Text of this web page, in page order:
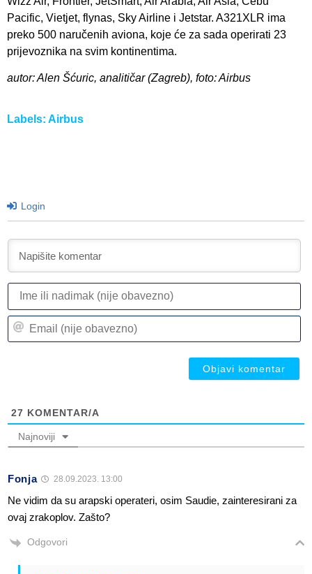
Pacific, Vietjet, flynas, Sky Airline i Jetstar. A321XLR ima
preko 500 naručenih aviona, koje će za sada operirati 23
prijevoznika na svim kontinentima.
autor: Alen Šćuric, analitičar (Zagreb), foto: Airbus
Labels: Airbus
Login
27 KOMENTAR/A
Najnoviji
Fonja 28.09.2023. 13:00
Ne vidim da su arapski operateri, osim Saudie, zainteresirani za
ovaj zrakoplov. Zašto?
Odgovori